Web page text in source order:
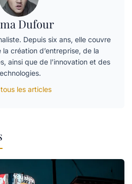
Dufour
Depuis six ans, elle couvre
création d’entreprise, de la
ainsi que de l’innovation et des
les articles